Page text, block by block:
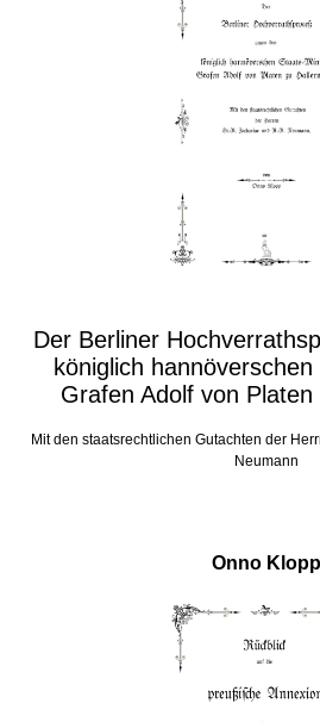
Der Berliner
königlich
Grafen Adolf von Platen
Mit den staatsrechtlichen Gutachten der
Neumann
Onno Klopp